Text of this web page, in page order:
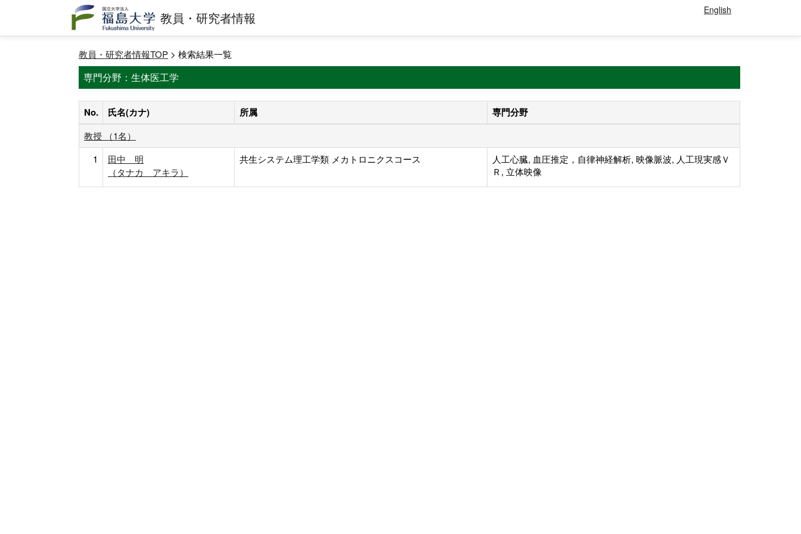
教員・研究者情報 English
教員・研究者情報TOP > 検索結果一覧
専門分野：生体医工学
No. 氏名(カナ) 所属 専門分野
教授 （1名）
1
田中 明
（タナカ アキラ）
共生システム理工学類 メカトロニクスコース
人工心臓, 血圧推定，自律神経解析, 映像脈波, 人工現実感Ｖ
Ｒ, 立体映像